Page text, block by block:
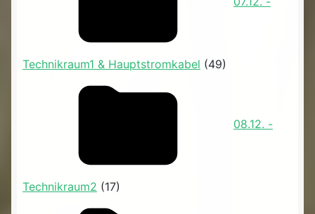
Technikraum1 & Hauptstromkabel (49)
08.12. -
Technikraum2 (17)